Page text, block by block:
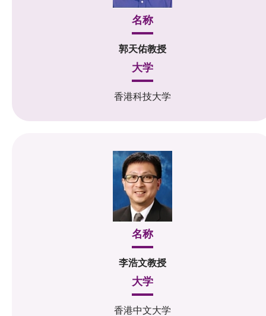
名称
郭天佑教授
大学
香港科技大学
名称
李浩文教授
大学
香港中文大学